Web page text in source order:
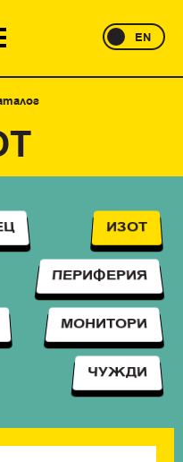
EN
ИЗОТ
ПЕРИФЕРИЯ
МОНИТОРИ
ЧУЖДИ